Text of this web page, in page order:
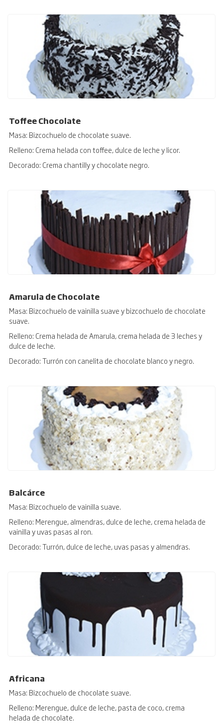
Toffee Chocolate
Masa: Bizcochuelo de chocolate suave.
Relleno: Crema helada con toffee, dulce de leche y licor.
Decorado: Crema chantilly y chocolate negro.
Amarula de Chocolate
Masa: Bizcochuelo de vainilla suave y bizcochuelo de chocolate
suave.
Relleno: Crema helada de Amarula, crema helada de 3 leches y
dulce de leche.
Decorado: Turrón con canelita de chocolate blanco y negro.
Balcárce
Masa: Bizcochuelo de vainilla suave.
Relleno: Merengue, almendras, dulce de leche, crema helada de
vainilla y uvas pasas al ron.
Decorado: Turrón, dulce de leche, uvas pasas y almendras.
Africana
Masa: Bizcochuelo de chocolate suave.
Relleno: Merengue, dulce de leche, pasta de coco, crema
helada de chocolate.